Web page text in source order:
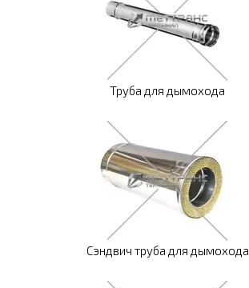
Труба для дымохода
Сэндвич труба для дымохода